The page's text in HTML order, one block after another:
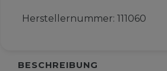
Herstellernummer: 111060
BESCHREIBUNG